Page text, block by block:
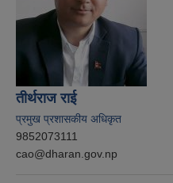
तीर्थराज राई
प्रमुख प्रशासकीय अधिकृत
9852073111
cao@dharan.gov.np